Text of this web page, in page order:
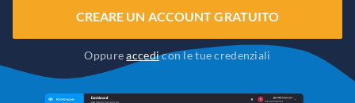
CREARE UN ACCOUNT GRATUITO
Oppureaccedicon le tue credenziali